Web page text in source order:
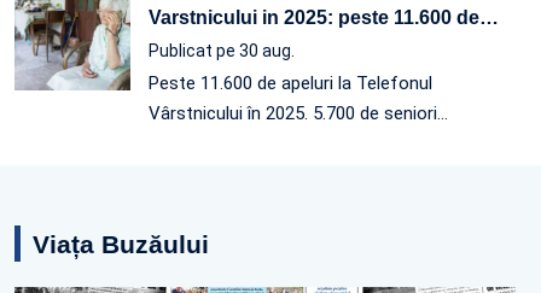
Varstnicului in 2025: peste 11.600 de…
Publicat pe 30 aug.
Peste 11.600 de apeluri la Telefonul
Vârstnicului în 2025. 5.700 de seniori…
Viața Buzăului